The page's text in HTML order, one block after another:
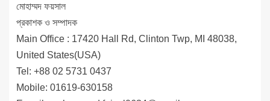
মোহাম্মদ ফয়সাল
প্রকাশক ও সম্পাদক
Main Office : 17420 Hall Rd, Clinton Twp, MI 48038,
United States(USA)
Tel: +88 02 5731 0437
Mobile: 01619-630158